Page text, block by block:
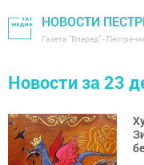
НОВОСТИ
Газета "Вперед" -
Новости за 23